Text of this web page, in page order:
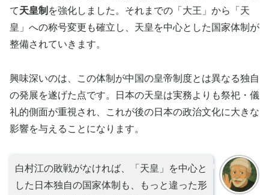
て天皇制 を強化しました。それまでの「大王」から「天
皇」への称号変更も確立し、天皇を中心とした国家体制が
整備されていきます。
興味深いのは、この体制が中国の皇帝制度とは異なる独自
の発展を遂げた点です。日本の天皇は実務よりも祭祀・儀
礼的側面が重視され、これが後の日本の政治文化に大きな
影響を与えることになります。
白村江の敗戦がなければ、「天皇」を中心と
した日本独自の国家体制も、もっと違った形